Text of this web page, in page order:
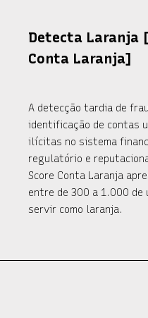
Detecta Laranja
Conta Laranja]
A detecção tardia de
identificação de contas
ilícitas no sistema
regulatório e
Score Conta Laranja
entre de 300 a 1.000 de
servir como laranja.